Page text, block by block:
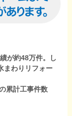
が約48万件。し
まわりリフォー
累計工事件数